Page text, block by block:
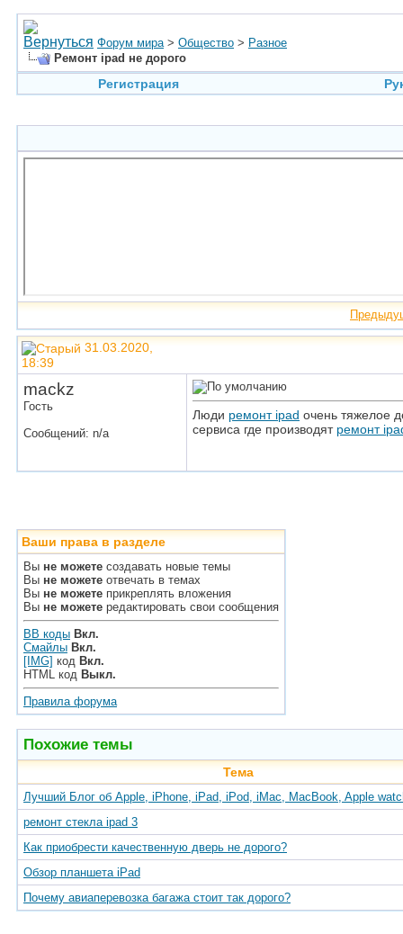
Форум мира > Общество > Разное
Ремонт ipad не дорого
Регистрация
31.03.2020,
18:39
mackz
Гость
Сообщений: n/a
Люди ремонт ipad очень тяжелое
сервиса где производят ремонт
Ваши права в разделе
Вы не можете создавать новые темы
Вы не можете отвечать в темах
Вы не можете прикреплять вложения
Вы не можете редактировать свои сообщения
BB коды Вкл.
Смайлы Вкл.
[IMG] код Вкл.
HTML код Выкл.
Правила форума
Похожие темы
Тема
Лучший Блог об Apple, iPhone, iPad, iPod, iMac, MacBook, Apple
ремонт стекла ipad 3
Как приобрести качественную дверь не дорого?
Обзор планшета iPad
Почему авиаперевозка багажа стоит так дорого?